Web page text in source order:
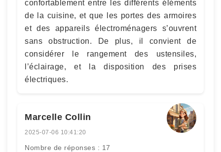
confortablement entre les différents éléments
de la cuisine, et que les portes des armoires
et des appareils électroménagers s’ouvrent
sans obstruction. De plus, il convient de
considérer le rangement des ustensiles,
l’éclairage, et la disposition des prises
électriques.
Marcelle Collin
2025-07-06 10:41:20
Nombre de réponses : 17